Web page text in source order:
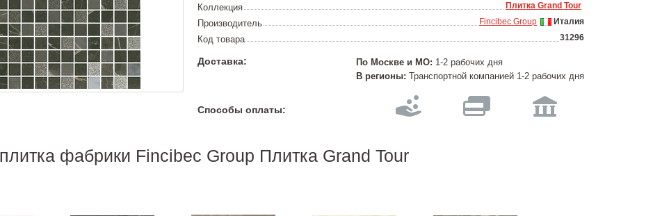
Коллекция Плитка Grand Tour
Производитель Италия
Fincibec Group
Код товара 31296
Доставка: По Москве и МО: 1-2 рабочих дня
В регионы: Транспортной компанией 1-2 рабочих дня
Способы оплаты:
фабрики Fincibec Group Плитка Grand Tour